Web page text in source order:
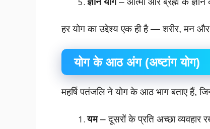
हर योग का उद्देश्य एक ही है — शरीर, मन
योग के आठ अंग (अष्टांग योग)
महर्षि पतंजलि ने योग के आठ भाग बताए हैं,
यम– दूसरों के प्रति अच्छा व्यवहार